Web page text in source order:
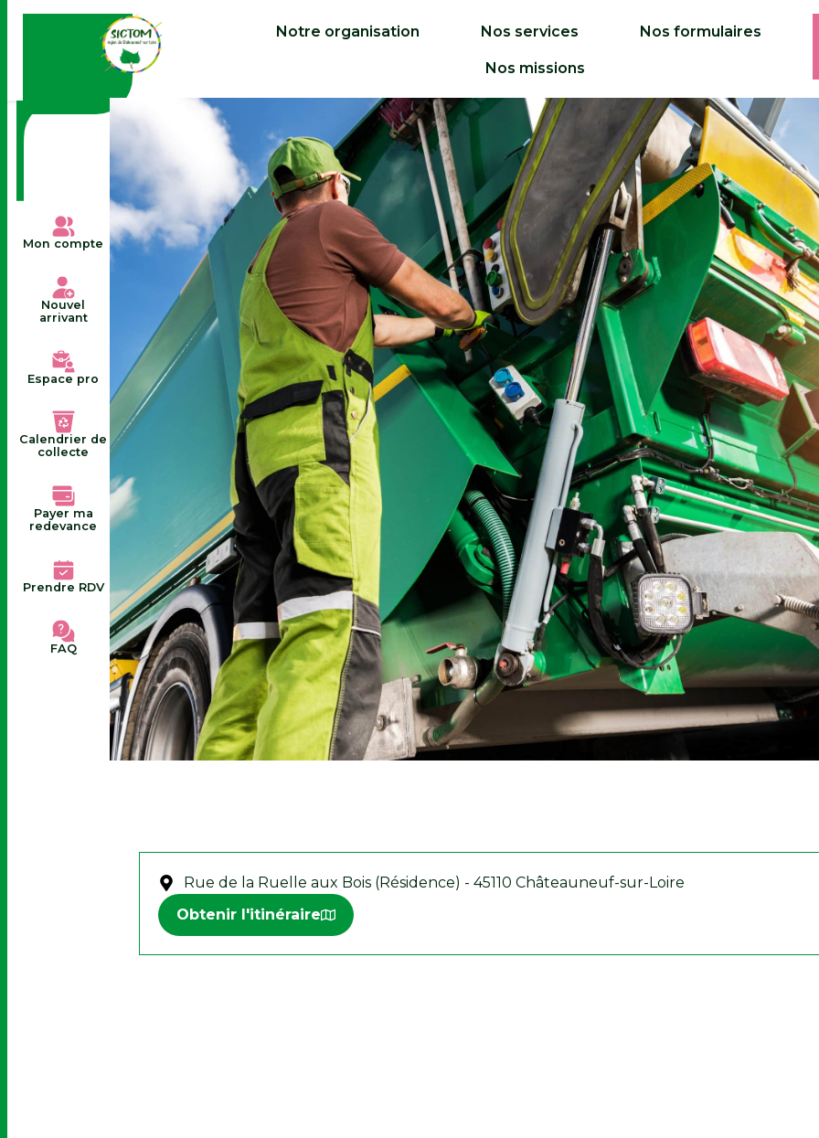
Notre organisation Nos services Nos formulaires
Nos missions
Mon compte
Nouvel
arrivant
Espace pro
Calendrier de
collecte
Payer ma
redevance
Prendre RDV
FAQ
Rue de la Ruelle aux Bois (Résidence) - 45110 Châteauneuf-sur-Loire
Obtenir l'itinéraire